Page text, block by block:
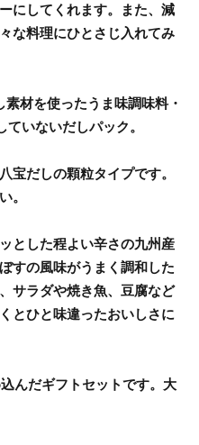
にしてくれます。また、減
な料理にひとさじ入れてみ
材を使ったうま味調味料・
いないだしパック。
宝だしの顆粒タイプです。
。
とした程よい辛さの九州産
すの風味がうまく調和した
サラダや焼き魚、豆腐など
とひと味違ったおいしさに
んだギフトセットです。大